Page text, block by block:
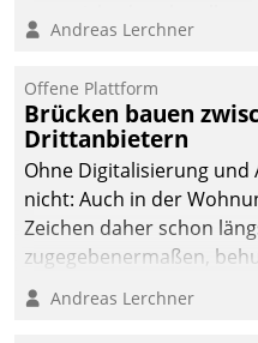
Cockpit für mobile
Datatrain. Die meravis
Wohnungsbau- und
Immobilien GmbH hat
sich dabei für den Betrieb
der Lösung über die SAP
Cloud Platform
entschieden - als erstes
Unternehmen am
Andreas Lerchner
Offene Plattform
Brücken bauen
Drittanbietern
Ohne Digitalisierung
nicht: Auch in der
Zeichen daher schon
zugegebenermaßen,
Branchen.
Andreas Lerchner